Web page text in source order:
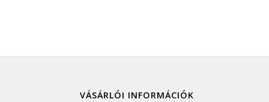
VÁSÁRLÓI INFORMÁCIÓK